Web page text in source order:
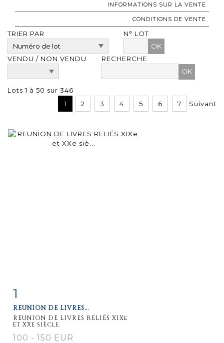
INFORMATIONS SUR LA VENTE
CONDITIONS DE VENTE
TRIER PAR
N° LOT
OK
VENDU / NON VENDU
RECHERCHE
Lots 1 à 50 sur 346
1
2 3 4 5 6 7 Suivant
1
REUNION DE LIVRES...
REUNION DE LIVRES RELIÉS XIXe
et XXe siècle.
100 - 150 EUR